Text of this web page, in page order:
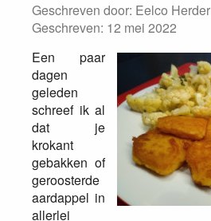
Geschreven door: Eelco Herder
Geschreven: 12 mei 2022
Een paar
dagen
geleden
schreef ik al
dat je
krokant
gebakken of
geroosterde
aardappel in
allerlei